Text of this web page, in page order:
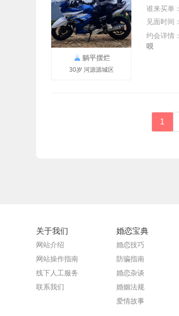
躺平摆烂
30岁 河源源城区
谁来买单：
见面时间：
约会详情：
呗
1
关于我们
网站介绍
网站操作指南
线下人工服务
联系我们
婚恋宝典
婚恋技巧
防骗指南
婚恋杂谈
婚姻法规
爱情故事